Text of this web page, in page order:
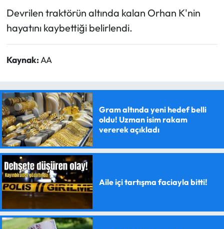
Devrilen traktörün altında kalan Orhan K'nin
hayatını kaybettiği belirlendi.
Kaynak: AA
Gram altında yeni hedef belli
oldu! Uzman isim rakam
vererek açıkladı
Aile içi tartışma faciayla bitti!